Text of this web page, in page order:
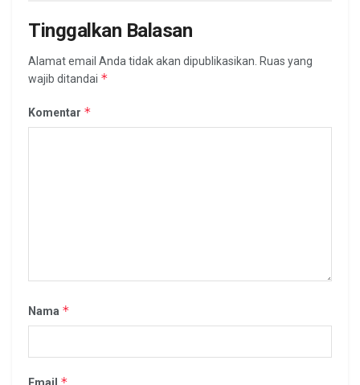
Tinggalkan Balasan
Alamat email Anda tidak akan dipublikasikan. Ruas yang
wajib ditandai *
Komentar *
Nama *